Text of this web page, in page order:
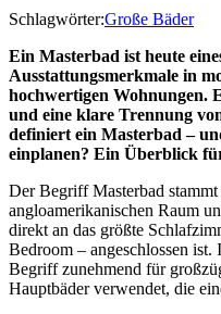
Schlagwörter:Große Bäder
Ein Masterbad ist heute
Ausstattungsmerkmale in
hochwertigen Wohnungen.
und eine klare Trennung
definiert ein Masterbad –
einplanen? Ein Überblick
Der Begriff Masterbad
angloamerikanischen Raum
direkt an das größte
Bedroom – angeschlossen
Begriff zunehmend für
Hauptbäder verwendet, die